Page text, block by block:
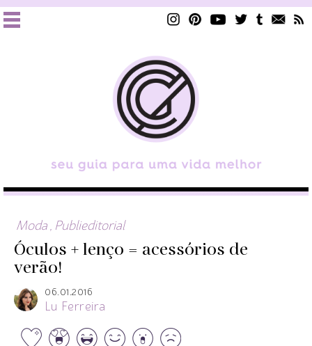
Moda Publieditorial
Óculos + lenço = acessórios de
verão!
06.01.2016
Lu Ferreira